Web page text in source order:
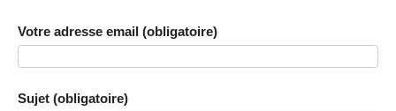
Votre adresse email (obligatoire)
Sujet (obligatoire)